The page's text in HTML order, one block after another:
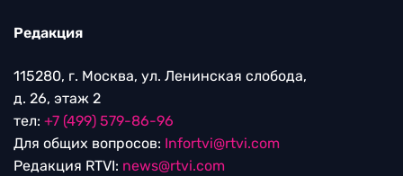
Редакция
115280, г. Москва, ул. Ленинская слобода,
д. 26, этаж 2
тел: +7 (499) 579-86-96
Для общих вопросов: Infortvi@rtvi.com
Редакция RTVI: news@rtvi.com